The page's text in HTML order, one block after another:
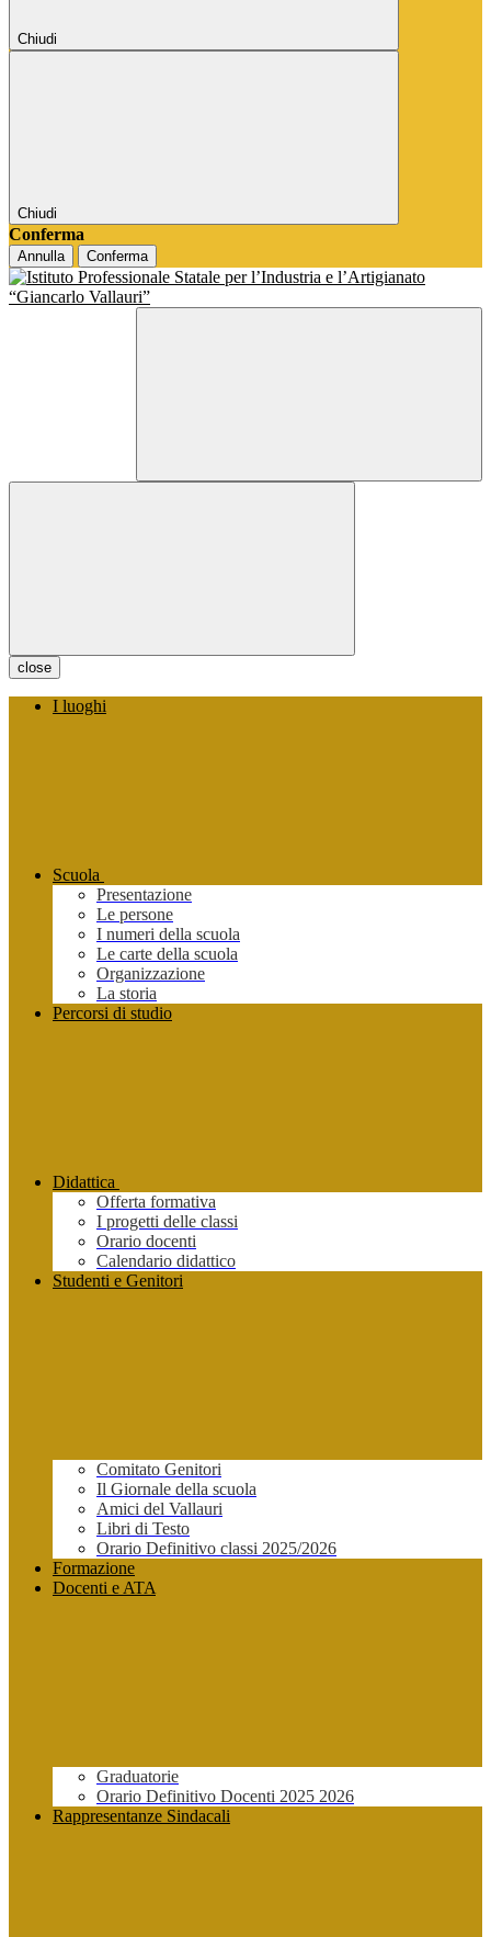
Chiudi
Chiudi
Conferma
Annulla Conferma
close
I luoghi
Scuola
Presentazione
Le persone
I numeri della scuola
Le carte della scuola
Organizzazione
La storia
Percorsi di studio
Didattica
Offerta formativa
I progetti delle classi
Orario docenti
Calendario didattico
Studenti e Genitori
Comitato Genitori
Il Giornale della scuola
Amici del Vallauri
Libri di Testo
Orario Definitivo classi 2025/2026
Formazione
Docenti e ATA
Graduatorie
Orario Definitivo Docenti 2025 2026
Rappresentanze Sindacali